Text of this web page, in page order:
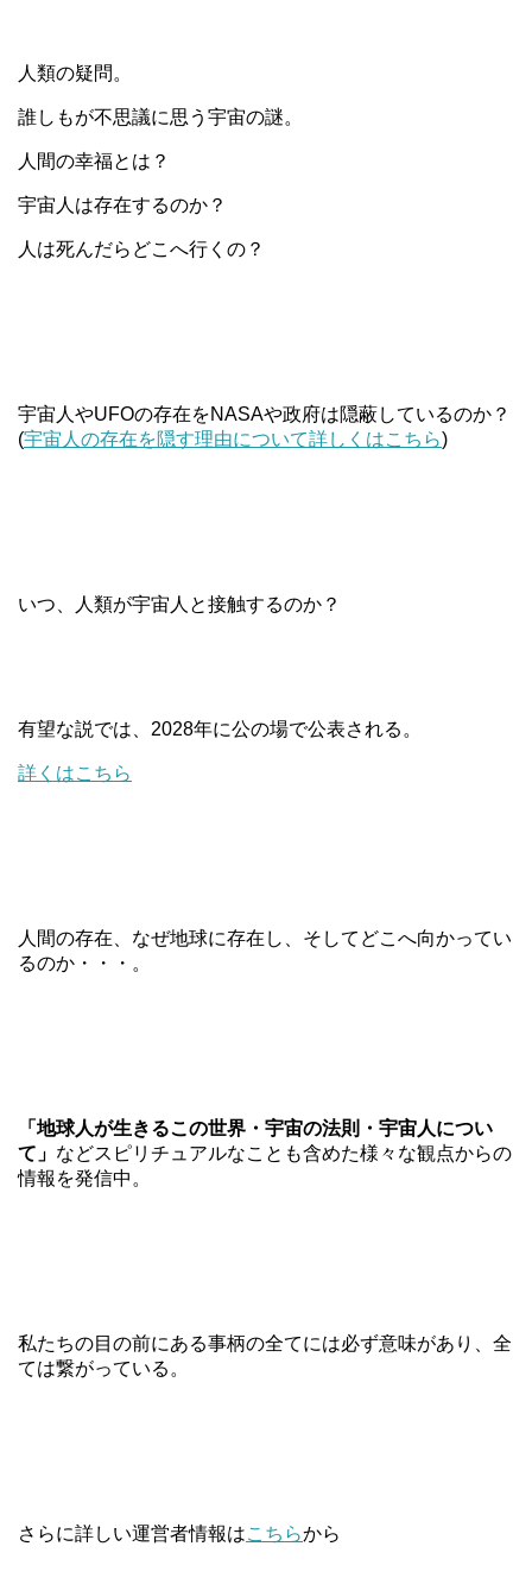
人類の疑問。
誰しもが不思議に思う宇宙の謎。
人間の幸福とは？
宇宙人は存在するのか？
人は死んだらどこへ行くの？
宇宙人やUFOの存在をNASAや政府は隠蔽しているのか？
(宇宙人の存在を隠す理由について詳しくはこちら)
いつ、人類が宇宙人と接触するのか？
有望な説では、 2028年に公の場で公表される。
詳くはこちら
人間の存在、なぜ地球に存在し、そしてどこへ向かってい
るのか・・・。
「地球人が生きるこの世界・宇宙の法則・宇宙人につい
て」 などスピリチュアルなことも含めた様々な観点からの
情報を発信中。
私たちの目の前にある事柄の全てには必ず意味があり、全
ては繋がっている。
さらに詳しい運営者情報はこちらから